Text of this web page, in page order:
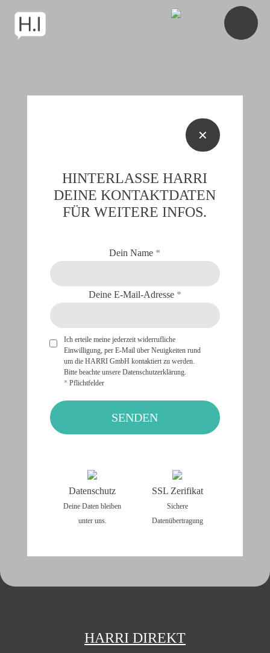
✕
HINTERLASSE HARRI
DEINE KONTAKTDATEN
FÜR WEITERE INFOS.
Dein Name *
Deine E-Mail-Adresse *
Ich erteile meine jederzeit widerrufliche
Einwilligung, per E-Mail über Neuigkeiten rund
um die HARRI GmbH kontaktiert zu werden.
Bitte beachte unsere Datenschutzerklärung.
*Pflichtfelder
:
Datenschutz
Deine Daten bleiben
unter uns.
SSL Zerifikat
Sichere
Datenübertragung
HARRI DIREKT